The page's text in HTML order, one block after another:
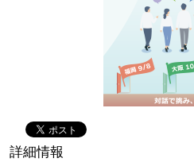
詳細情報